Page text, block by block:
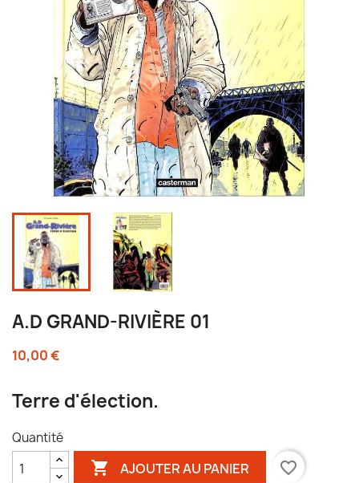
A.D GRAND-RIVIÈRE 01
10,00 €
Terre d'élection.
Quantité
 AJOUTER AU PANIER favorite_border